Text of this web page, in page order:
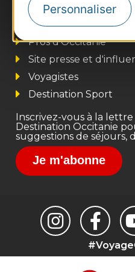
Personnaliser
Thermalisme
Business/Mice
Pros d'Occitanie
Site presse et
Voyagistes
Destination Sport
Inscrivez-vous à la
Destination Occitanie
suggestions de séjours,
Je m'abonne